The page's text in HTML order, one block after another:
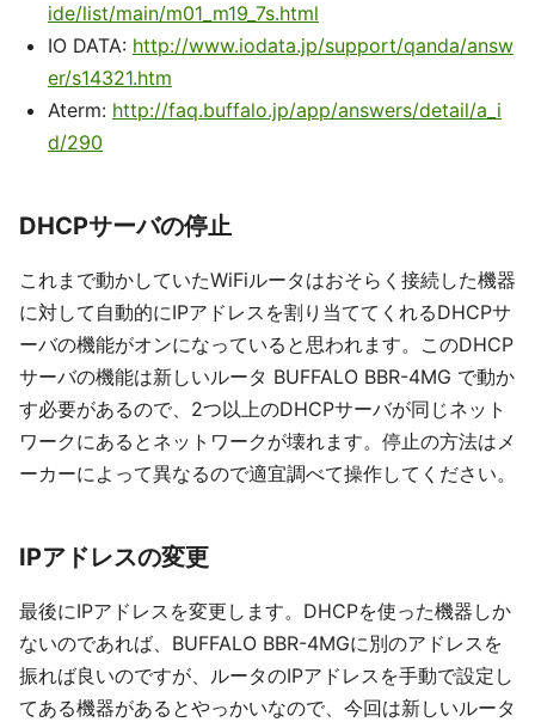
ide/list/main/m01_m19_7s.html
IO DATA: http://www.iodata.jp/support/qanda/answ
er/s14321.htm
Aterm: http://faq.buffalo.jp/app/answers/detail/a_i
d/290
DHCPサーバの停止
これまで動かしていたWiFiルータはおそらく接続した機器
に対して自動的にIPアドレスを割り当ててくれるDHCPサ
ーバの機能がオンになっていると思われます。このDHCP
サーバの機能は新しいルータ BUFFALO BBR-4MG で動か
す必要があるので、2つ以上のDHCPサーバが同じネット
ワークにあるとネットワークが壊れます。停止の方法はメ
ーカーによって異なるので適宜調べて操作してください。
IPアドレスの変更
最後にIPアドレスを変更します。DHCPを使った機器しか
ないのであれば、BUFFALO BBR-4MGに別のアドレスを
振れば良いのですが、ルータのIPアドレスを手動で設定し
てある機器があるとやっかいなので、今回は新しいルータ